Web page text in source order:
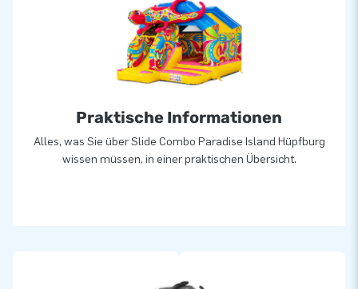
der Herstellung von Hüpfburgen, Hindernisbahnen,
Blickfängern und anderen aufblasbaren Attraktionen. Unsere
Kunden können sich auf unseren professionellen Service und
Lieferung verlassen. Entscheiden Sie sich für Qualität?
Praktische Informationen
Alles, was Sie über Slide Combo Paradise Island Hüpfburg
wissen müssen, in einer praktischen Übersicht.